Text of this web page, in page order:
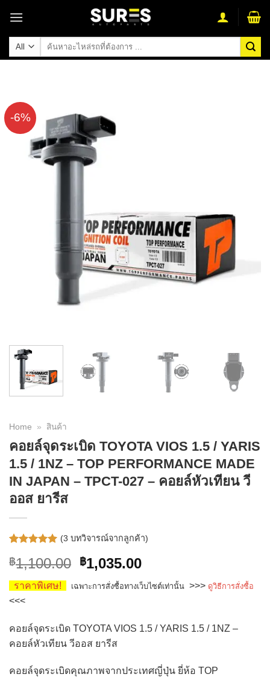
content
ค้นหา:
-6%
Home » สินค้า
คอยล์จุดระเบิด TOYOTA VIOS 1.5 / YARIS
1.5 / 1NZ – TOP PERFORMANCE MADE
IN JAPAN – TPCT-027 – คอยล์หัวเทียน วี
ออส ยารีส
5.00จาก 5
คะแนนเต็ม
บนการให้
คะแนน
ของลูกค้า
(3 บทวิจารณ์จากลูกค้า)
฿1,100.00 Original
price
was:
฿1,035.00Current
price
is:
ราคาพิเศษ! เฉพาะการสั่งซื้อทางเว็บไซต์เท่านั้น >>> ดูวิธีการสั่งซื้อ
<<<
คอยล์จุดระเบิด TOYOTA VIOS 1.5 / YARIS 1.5 / 1NZ –
คอยล์หัวเทียน วีออส ยารีส
คอยล์จุดระเบิดคุณภาพจากประเทศญี่ปุ่น ยี่ห้อ TOP